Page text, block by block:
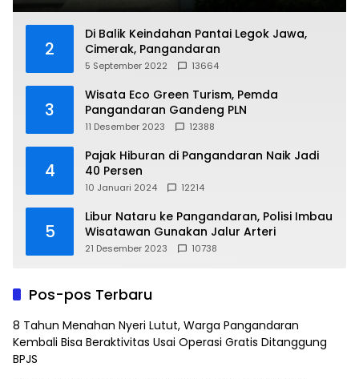
2
Di Balik Keindahan Pantai Legok Jawa,
Cimerak, Pangandaran
5 September 2022 13664
3
Wisata Eco Green Turism, Pemda
Pangandaran Gandeng PLN
11 Desember 2023 12388
4
Pajak Hiburan di Pangandaran Naik Jadi
40 Persen
10 Januari 2024 12214
5
Libur Nataru ke Pangandaran, Polisi Imbau
Wisatawan Gunakan Jalur Arteri
21 Desember 2023 10738
Pos-pos Terbaru
8 Tahun Menahan Nyeri Lutut, Warga Pangandaran
Kembali Bisa Beraktivitas Usai Operasi Gratis Ditanggung
BPJS